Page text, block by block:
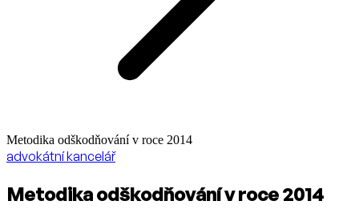
Metodika odškodňování v roce 2014
advokátní kancelář
Metodika odškodňování v roce 2014